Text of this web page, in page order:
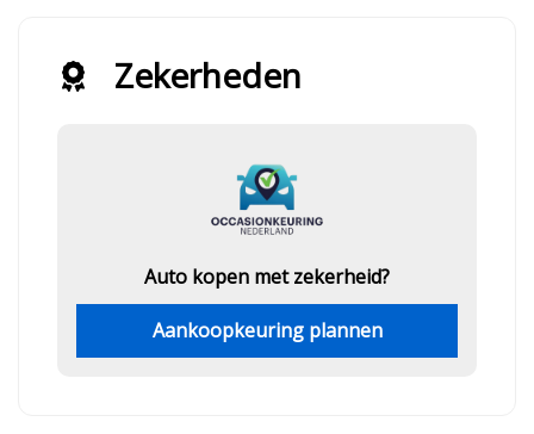
Zekerheden
Auto kopen met zekerheid?
Aankoopkeuring plannen